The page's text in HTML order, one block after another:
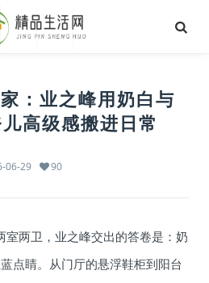
：业之峰用奶白与
高级感搬进日常
06-29 90
室两卫，业之峰交出的答卷是：奶
点睛。从门厅的悬浮鞋柜到阳台